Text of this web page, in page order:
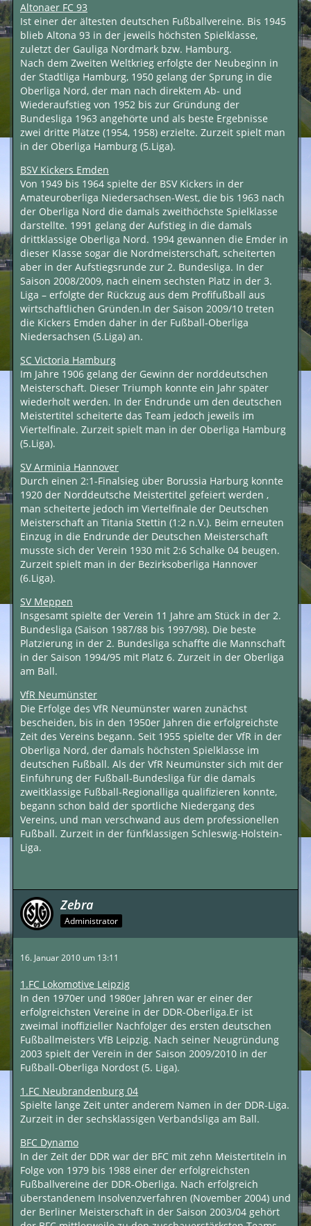
Altonaer FC 93
Ist einer der ältesten deutschen Fußballvereine. Bis 1945
blieb Altona 93 in der jeweils höchsten Spielklasse,
zuletzt der Gauliga Nordmark bzw. Hamburg.
Nach dem Zweiten Weltkrieg erfolgte der Neubeginn in
der Stadtliga Hamburg, 1950 gelang der Sprung in die
Oberliga Nord, der man nach direktem Ab- und
Wiederaufstieg von 1952 bis zur Gründung der
Bundesliga 1963 angehörte und als beste Ergebnisse
zwei dritte Plätze (1954, 1958) erzielte. Zurzeit spielt man
in der Oberliga Hamburg (5.Liga).
BSV Kickers Emden
Von 1949 bis 1964 spielte der BSV Kickers in der
Amateuroberliga Niedersachsen-West, die bis 1963 nach
der Oberliga Nord die damals zweithöchste Spielklasse
darstellte. 1991 gelang der Aufstieg in die damals
drittklassige Oberliga Nord. 1994 gewannen die Emder in
dieser Klasse sogar die Nordmeisterschaft, scheiterten
aber in der Aufstiegsrunde zur 2. Bundesliga. In der
Saison 2008/2009, nach einem sechsten Platz in der 3.
Liga – erfolgte der Rückzug aus dem Profifußball aus
wirtschaftlichen Gründen.In der Saison 2009/10 treten
die Kickers Emden daher in der Fußball-Oberliga
Niedersachsen (5.Liga) an.
SC Victoria Hamburg
Im Jahre 1906 gelang der Gewinn der norddeutschen
Meisterschaft. Dieser Triumph konnte ein Jahr später
wiederholt werden. In der Endrunde um den deutschen
Meistertitel scheiterte das Team jedoch jeweils im
Viertelfinale. Zurzeit spielt man in der Oberliga Hamburg
(5.Liga).
SV Arminia Hannover
Durch einen 2:1-Finalsieg über Borussia Harburg konnte
1920 der Norddeutsche Meistertitel gefeiert werden ,
man scheiterte jedoch im Viertelfinale der Deutschen
Meisterschaft an Titania Stettin (1:2 n.V.). Beim erneuten
Einzug in die Endrunde der Deutschen Meisterschaft
musste sich der Verein 1930 mit 2:6 Schalke 04 beugen.
Zurzeit spielt man in der Bezirksoberliga Hannover
(6.Liga).
SV Meppen
Insgesamt spielte der Verein 11 Jahre am Stück in der 2.
Bundesliga (Saison 1987/88 bis 1997/98). Die beste
Platzierung in der 2. Bundesliga schaffte die Mannschaft
in der Saison 1994/95 mit Platz 6. Zurzeit in der Oberliga
am Ball.
VfR Neumünster
Die Erfolge des VfR Neumünster waren zunächst
bescheiden, bis in den 1950er Jahren die erfolgreichste
Zeit des Vereins begann. Seit 1955 spielte der VfR in der
Oberliga Nord, der damals höchsten Spielklasse im
deutschen Fußball. Als der VfR Neumünster sich mit der
Einführung der Fußball-Bundesliga für die damals
zweitklassige Fußball-Regionalliga qualifizieren konnte,
begann schon bald der sportliche Niedergang des
Vereins, und man verschwand aus dem professionellen
Fußball. Zurzeit in der fünfklassigen Schleswig-Holstein-
Liga.
Zebra
Administrator
16. Januar 2010 um 13:11
1.FC Lokomotive Leipzig
In den 1970er und 1980er Jahren war er einer der
erfolgreichsten Vereine in der DDR-Oberliga.Er ist
zweimal inoffizieller Nachfolger des ersten deutschen
Fußballmeisters VfB Leipzig. Nach seiner Neugründung
2003 spielt der Verein in der Saison 2009/2010 in der
Fußball-Oberliga Nordost (5. Liga).
1.FC Neubrandenburg 04
Spielte lange Zeit unter anderem Namen in der DDR-Liga.
Zurzeit in der sechsklassigen Verbandsliga am Ball.
BFC Dynamo
In der Zeit der DDR war der BFC mit zehn Meistertiteln in
Folge von 1979 bis 1988 einer der erfolgreichsten
Fußballvereine der DDR-Oberliga. Nach erfolgreich
überstandenem Insolvenzverfahren (November 2004) und
der Berliner Meisterschaft in der Saison 2003/04 gehört